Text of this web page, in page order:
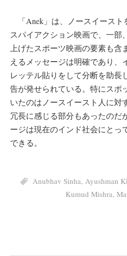
「Anek」は、ノースイースト
スパイアクション映画で、一部
上げたスポーツ映画の要素も
えるメッセージは明確であり、
レッテル貼りをして分断を助長
告が発せられている。特にスポ
いたのはノースイースト人に対
冗長に感じる部分もあったのだ
ージは現在のインド社会にとっ
できる。
Anubhav Sinha, Ayushman
Kumud Mishra,